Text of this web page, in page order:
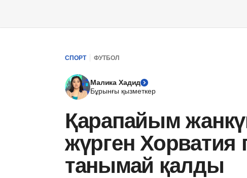
СПОРТ ФУТБОЛ
Малика Хадид
Бұрынғы қызметкер
Қарапайым
жүрген Хорватия
танымай қалды